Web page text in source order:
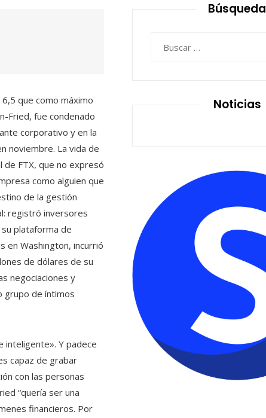
que como máximo
Fried, fue condenado
corporativo y en la
noviembre. La vida de
FTX, que no expresó
como alguien que
de la gestión
registró inversores
plataforma de
en Washington, incurrió
de dólares de su
negociaciones y
grupo de íntimos
inteligente». Y padece
capaz de grabar
con las personas
“quería ser una
financieros. Por
Búsqueda
Noticias